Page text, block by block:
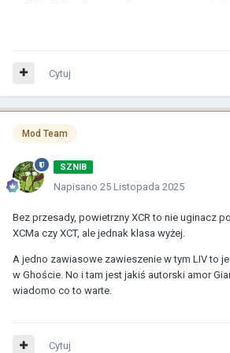
Cytuj
Mod Team
SZNIB
Napisano 25 Listopada 2025
Bez przesady, powietrzny XCR to nie uginacz
XCMa czy XCT, ale jednak klasa wyżej.
A jedno zawiasowe zawieszenie w tym LIV to
w Ghoście. No i tam jest jakiś autorski amor
wiadomo co to warte.
Cytuj